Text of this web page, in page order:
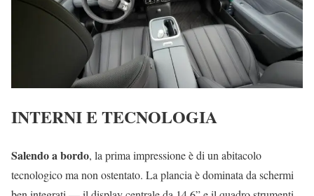
INTERNI E TECNOLOGIA
Salendo a bordo, la prima impressione è di un abitacolo
tecnologico ma non ostentato. La plancia è dominata da schermi